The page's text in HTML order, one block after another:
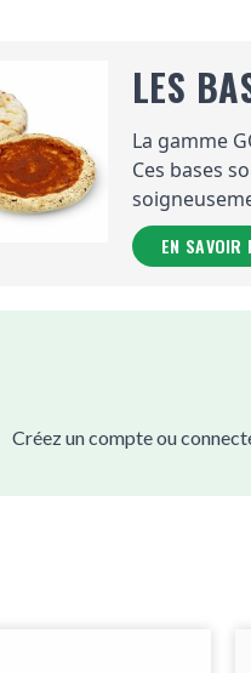
LES
La gamme
Ces bases
EN SAVOIR
Créez un compte ou